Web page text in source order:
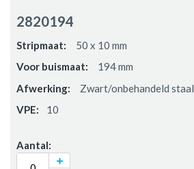
2820194
50 x 10 mm
194 mm
Zwart/onbehandeld staal
10